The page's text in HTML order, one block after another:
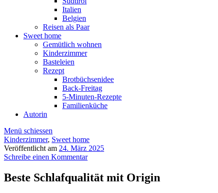
Italien
Belgien
Reisen als Paar
Sweet home
Gemütlich wohnen
Kinderzimmer
Basteleien
Rezept
Brotbüchsenidee
Back-Freitag
5-Minuten-Rezepte
Familienküche
Autorin
Menü schiessen
Kinderzimmer, Sweet home
Veröffentlicht am 24. März 2025
Schreibe einen Kommentar
Beste Schlafqualität mit Origin